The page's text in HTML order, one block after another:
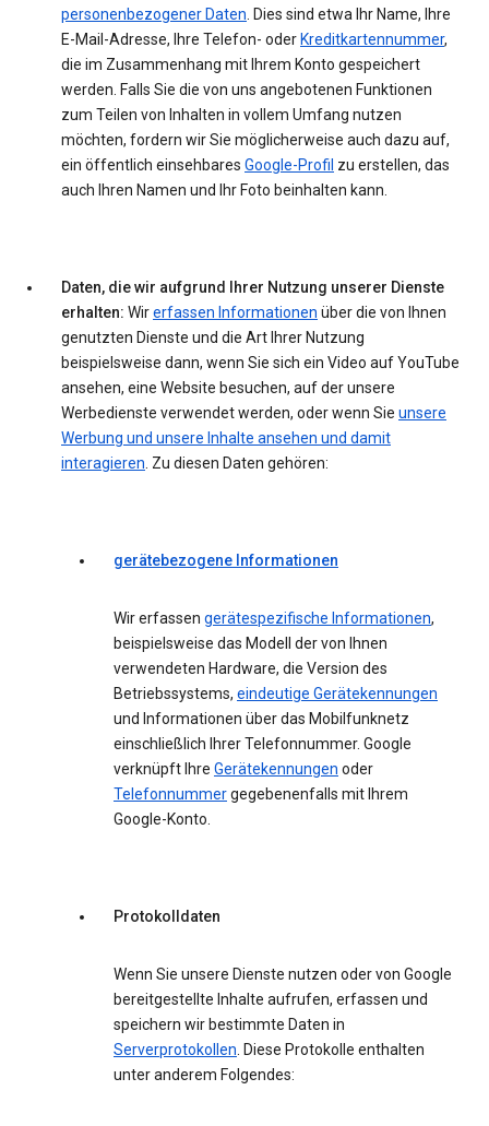
personenbezogener Daten. Dies sind etwa Ihr Name, Ihre
E-Mail-Adresse, Ihre Telefon- oder Kreditkartennummer,
die im Zusammenhang mit Ihrem Konto gespeichert
werden. Falls Sie die von uns angebotenen Funktionen
zum Teilen von Inhalten in vollem Umfang nutzen
möchten, fordern wir Sie möglicherweise auch dazu auf,
ein öffentlich einsehbares Google-Profil zu erstellen, das
auch Ihren Namen und Ihr Foto beinhalten kann.
Daten, die wir aufgrund Ihrer Nutzung unserer Dienste
erhalten: Wirerfassen Informationen über die von Ihnen
genutzten Dienste und die Art Ihrer Nutzung
beispielsweise dann, wenn Sie sich ein Video auf YouTube
ansehen, eine Website besuchen, auf der unsere
Werbedienste verwendet werden, oder wenn Sie unsere
Werbung und unsere Inhalte ansehen und damit
interagieren. Zu diesen Daten gehören:
gerätebezogene Informationen
Wir erfassen gerätespezifische Informationen,
beispielsweise das Modell der von Ihnen
verwendeten Hardware, die Version des
Betriebssystems, eindeutige Gerätekennungen
und Informationen über das Mobilfunknetz
einschließlich Ihrer Telefonnummer. Google
verknüpft Ihre Gerätekennungen oder
Telefonnummergegebenenfalls mit Ihrem
Google-Konto.
Protokolldaten
Wenn Sie unsere Dienste nutzen oder von Google
bereitgestellte Inhalte aufrufen, erfassen und
speichern wir bestimmte Daten in
Serverprotokollen. Diese Protokolle enthalten
unter anderem Folgendes: